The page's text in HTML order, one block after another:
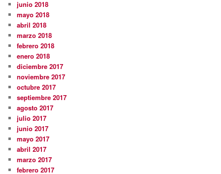
junio 2018
mayo 2018
abril 2018
marzo 2018
febrero 2018
enero 2018
diciembre 2017
noviembre 2017
octubre 2017
septiembre 2017
agosto 2017
julio 2017
junio 2017
mayo 2017
abril 2017
marzo 2017
febrero 2017